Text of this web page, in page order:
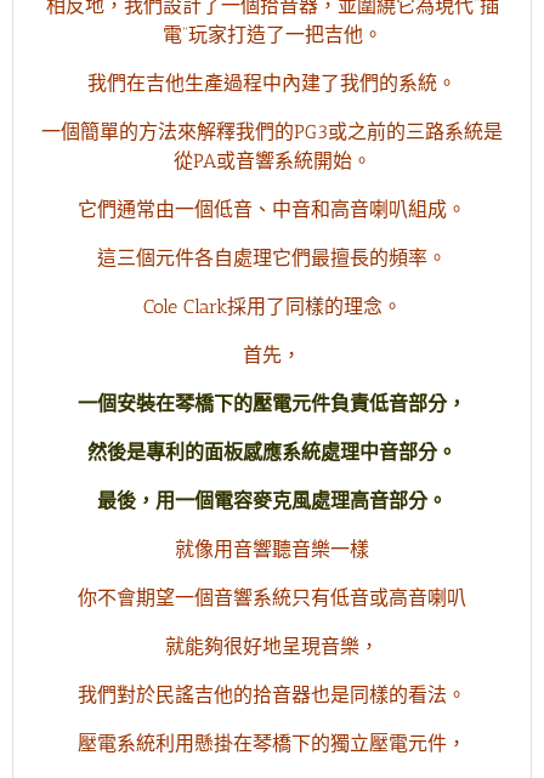
相反地，我們設計了一個拾音器，並圍繞它為現代“插
電”玩家打造了一把吉他。
我們在吉他生產過程中內建了我們的系統。
一個簡單的方法來解釋我們的PG3或之前的三路系統是
從PA或音響系統開始。
它們通常由一個低音、中音和高音喇叭組成。
這三個元件各自處理它們最擅長的頻率。
Cole Clark採用了同樣的理念。
首先，
一個安裝在琴橋下的壓電元件負責低音部分，
然後是專利的面板感應系統處理中音部分。
最後，用一個電容麥克風處理高音部分。
就像用音響聽音樂一樣
你不會期望一個音響系統只有低音或高音喇叭
就能夠很好地呈現音樂，
我們對於民謠吉他的拾音器也是同樣的看法。
壓電系統利用懸掛在琴橋下的獨立壓電元件，